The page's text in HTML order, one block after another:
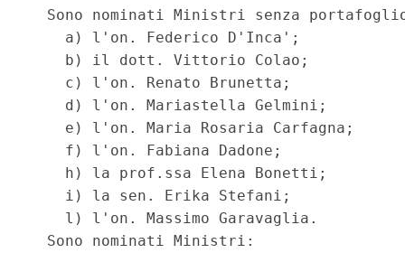
Sono nominati Ministri senza
    a) l'on. Federico D'Inca';
    b) il dott. Vittorio Colao;
    c) l'on. Renato Brunetta;
    d) l'on. Mariastella Gelmini;
    e) l'on. Maria Rosaria Carfagna;
    f) l'on. Fabiana Dadone;
    h) la prof.ssa Elena Bonetti;
    i) la sen. Erika Stefani;
    l) l'on. Massimo Garavaglia.
  Sono nominati Ministri: